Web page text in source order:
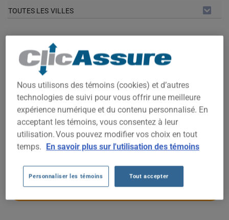
TOUTES LES VILLES
COÛTS D'ASSURANCE AUTO
DODGE PROMASTER 2023.
Nous n'avons pas encore suffisamment de données
d'assurance auto pour ce véhicule.
Essayez un autre modèle ou une autre année, ou
commencez une soumission pour un prix personnalisé.
Pour trouver la meilleur assurance pour votre véhicule DODGE
PROMASTER 2023, il est plus important que jamais de
OBTENEZ UNE ASSURANCE À BAS PRIX POUR VOTRE DODGE
Nous utilisons des témoins (cookies) et d’autres
technologies de suivi pour vous offrir une meilleure
expérience numérique et du contenu personnalisé. En
acceptant les témoins, vous consentez à leur
utilisation. Vous pouvez modifier vos choix en tout
temps. En savoir plus sur l'utilisation des témoins
Personnaliser les témoins Tout accepter